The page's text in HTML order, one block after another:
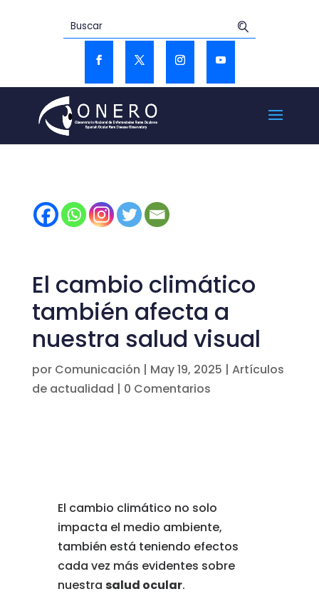
El cambio climático
también afecta a
nuestra salud visual
por Comunicación | May 19, 2025 | Artículos
de actualidad | 0 Comentarios
El cambio climático no solo
impacta el medio ambiente,
también está teniendo efectos
cada vez más evidentes sobre
nuestra salud ocular.